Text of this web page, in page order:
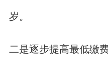
岁。
二是逐步提高最低缴